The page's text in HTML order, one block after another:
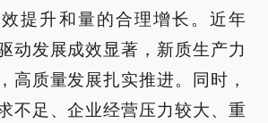
提升和量的合理增长。近年
动发展成效显著，新质生产力
高质量发展扎实推进。同时，
不足、企业经营压力较大、重